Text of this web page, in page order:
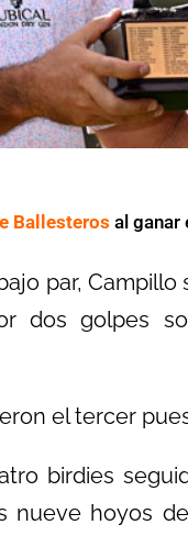
Ballesteros al ganar
par, Campillo
dos golpes
el tercer
birdies
nueve hoyos